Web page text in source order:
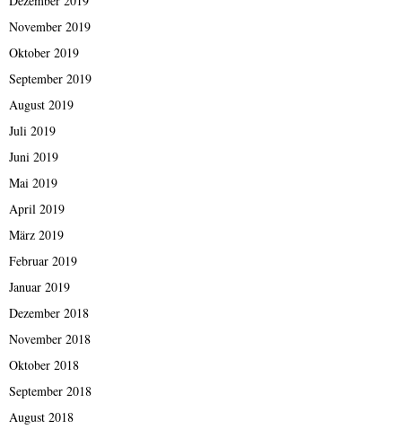
November 2019
Oktober 2019
September 2019
August 2019
Juli 2019
Juni 2019
Mai 2019
April 2019
März 2019
Februar 2019
Januar 2019
Dezember 2018
November 2018
Oktober 2018
September 2018
August 2018